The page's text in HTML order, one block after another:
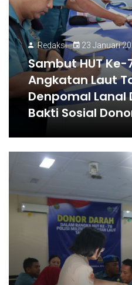
Redaksi 23 Januari
Sambut HUT Ke-
Angkatan Laut
Denpomal Lanal
Bakti Sosial